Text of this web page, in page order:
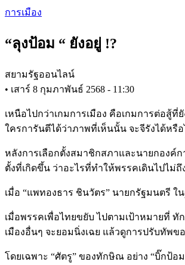
Skip
content
การเมือง
“ลุงป้อม “ ยังอยู่ !?
สยามรัฐออนไลน์
• เสาร์ 8 กุมภาพันธ์ 2568 - 11:30
เหนือไปกว่าเกมการเมือง คือเกมการต่อสู้
ใครการันตีได้ว่าภาพที่เห็นนั้น จะจีรังได้หรือ
หลังการเลือกตั้งสมาชิกสภาและนายกองค์
ตั้งที่เกิดขึ้น ว่าอะไรที่ทำให้พรรคเดินไปไม่ถึ
เมื่อ “แพทองธาร ชินวัตร” นายกรัฐมนตรี
เมื่อพรรคเพื่อไทยขยับ ไปตามเป้าหมายที่
เมืองอื่นๆ จะยอมนิ่งเฉย แล้วดูการปรับทัพข
โดยเฉพาะ “ศัตรู” ของทักษิณ อย่าง “บิ๊กป้